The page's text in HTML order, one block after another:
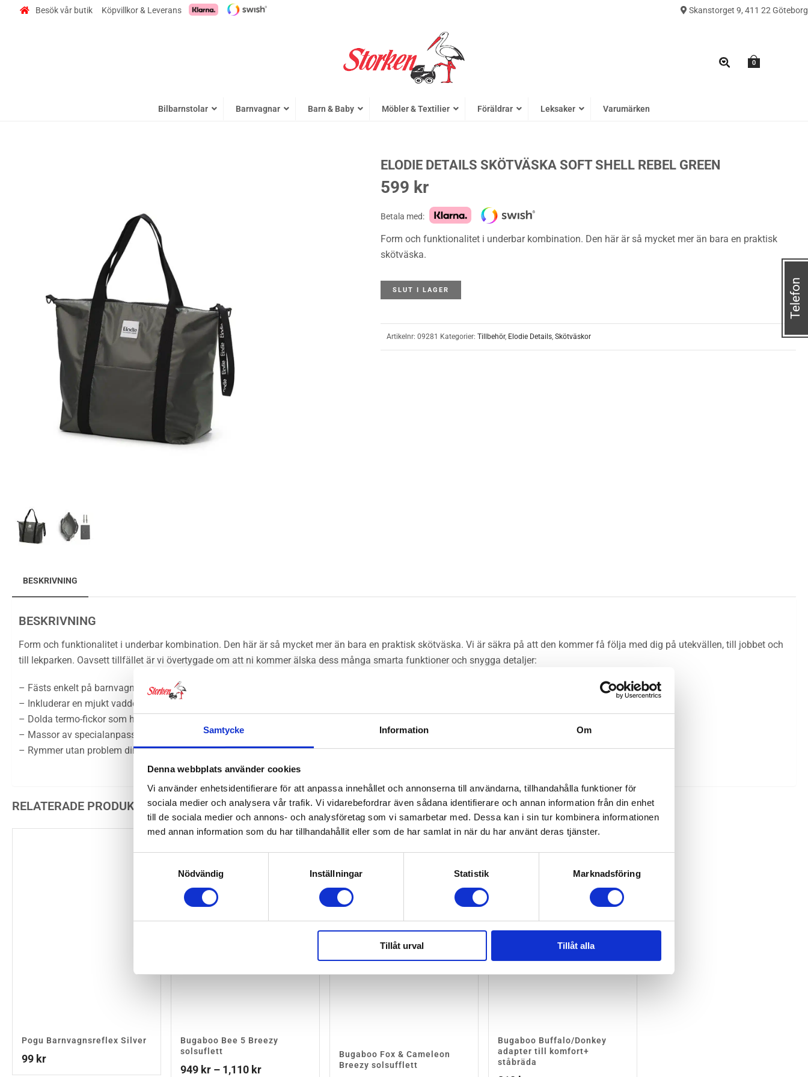
Samtycke Information Om
Denna webbplats använder cookies
Vi använder enhetsidentifierare för att anpassa innehållet och annonserna till användarna, tillhandahålla funktioner för
sociala medier och analysera vår trafik. Vi vidarebefordrar även sådana identifierare och annan information från din enhet
till de sociala medier och annons- och analysföretag som vi samarbetar med. Dessa kan i sin tur kombinera informationen
med annan information som du har tillhandahållit eller som de har samlat in när du har använt deras tjänster.
Nödvändig
Inställningar Statistik Marknadsföring
Tillåt urval Tillåt alla
Besök vår butik Köpvillkor & Leverans Skanstorget 9, 411 22 Göteborg
0
Bilbarnstolar Barnvagnar Barn & Baby Möbler & Textilier Föräldrar Leksaker Varumärken
ELODIE DETAILS SKÖTVÄSKA SOFT SHELL REBEL GREEN
599 kr
Betala med:
Form och funktionalitet i underbar kombination. Den här är så mycket mer än bara en praktisk
skötväska.
SLUT I LAGER
Artikelnr: 09281 Kategorier: Tillbehör, Elodie Details, Skötväskor
BESKRIVNING
BESKRIVNING
Form och funktionalitet i underbar kombination. Den här är så mycket mer än bara en praktisk skötväska. Vi är säkra på att den kommer få följa med dig på utekvällen, till jobbet och
till lekparken. Oavsett tillfället är vi övertygade om att ni kommer älska dess många smarta funktioner och snygga detaljer:
– Fästs enkelt på barnvagnens handtag med kardborre-straps.
– Inkluderar en mjukt vadderad skötbädd.
– Dolda termo-fickor som håller flaskan upprätt och vid en jämn temperatur
– Massor av specialanpassade fack och fickor för blöjor, våtservetter med mera
– Rymmer utan problem din laptop.
RELATERADE PRODUKTER
Pogu Barnvagnsreflex Silver
99 kr
Bugaboo Bee 5 Breezy
solsuflett
949 kr – 1,110 krPrisintervall:
Rea
Bugaboo Fox & Cameleon
Breezy solsufflett
EJ I LAGER
Bugaboo Buffalo/Donkey
adapter till komfort+
ståbräda
Telefon